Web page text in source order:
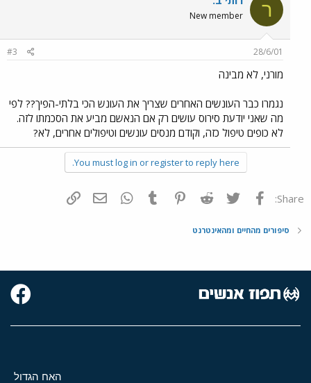
ר New member
28/6/01
#3
מורני, לא מבינה
נגמרו כבר העונשים האחרים שצריך את העונש הכי בלתי-הפיך?? לפי
מה שאני יודעת סירוס עושים רק אם הנאשם מביע את הסכמתו לזה.
לא כופים טיפול כזה, וקודם מנסים עונשים וטיפולים אחרים, לא?
You must log in or register to reply here.
Share: פייסבוק Twitter
Reddit
Pinterest
Tumblr
WhatsAppדואר אלקטרוני
סיפורים מהחיים ומהאינטרנט
האח הגדול